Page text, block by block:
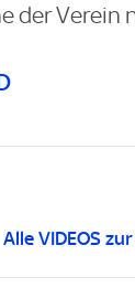
der Verein
Alle VIDEOS